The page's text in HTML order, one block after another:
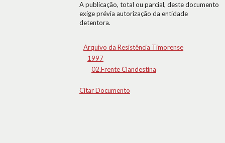
A publicação, total ou parcial, deste documento
exige prévia autorização da entidade
detentora.
Arquivo da Resistência Timorense
1997
02.Frente Clandestina
Citar Documento